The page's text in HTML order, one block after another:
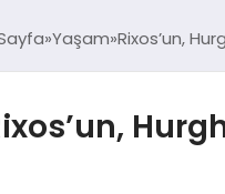
Yaşam Rixos’un,